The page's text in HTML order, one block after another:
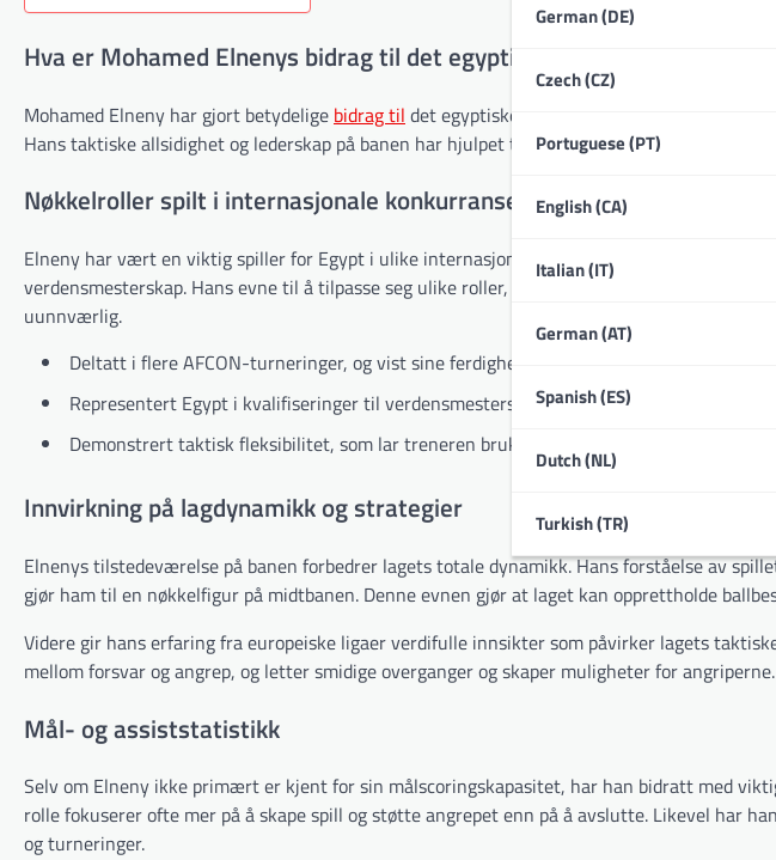
German (DE)
Czech (CZ)
Portuguese (PT)
English (CA)
Italian (IT)
German (AT)
Spanish (ES)
Dutch (NL)
Turkish (TR)
Hva er Mohamed Elnenys bidrag til det egyptiske landslaget?
Mohamed Elneny har gjort betydelige bidrag til det egyptiske landslaget gjennom sine
Hans taktiske allsidighet og lederskap på banen har hjulpet til med å forme lagets
Nøkkelroller spilt i internasjonale konkurranser
Elneny har vært en viktig spiller for Egypt i ulike internasjonale konkurranser, inkludert
verdensmesterskap. Hans evne til å tilpasse seg ulike roller, enten som defensiv
uunnværlig.
Deltatt i flere AFCON-turneringer, og vist sine ferdigheter i høytrykksituasjoner.
Representert Egypt i kvalifiseringer til verdensmesterskapet, og bidratt til lagets reise
Demonstrert taktisk fleksibilitet, som lar treneren bruke ham i ulike formasjoner.
Innvirkning på lagdynamikk og strategier
Elnenys tilstedeværelse på banen forbedrer lagets totale dynamikk. Hans forståelse av
gjør ham til en nøkkelfigur på midtbanen. Denne evnen gjør at laget kan opprettholde
Videre gir hans erfaring fra europeiske ligaer verdifulle innsikter som påvirker lagets
mellom forsvar og angrep, og letter smidige overganger og skaper muligheter for angriperne.
Mål- og assiststatistikk
Selv om Elneny ikke primært er kjent for sin målscoringskapasitet, har han bidratt med
rolle fokuserer ofte mer på å skape spill og støtte angrepet enn på å avslutte. Likevel har
og turneringer.